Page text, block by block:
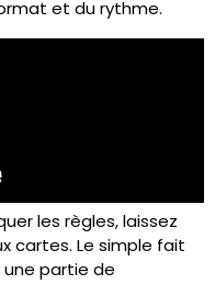
et du rythme.
les règles, laissez
cartes. Le simple fait
une partie de